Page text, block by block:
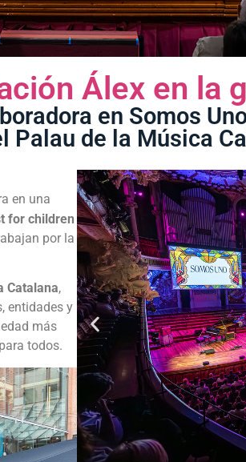
Álex en la
en Somos
de la Música
en una
for children
por la
Catalana,
entidades y
más
todos.